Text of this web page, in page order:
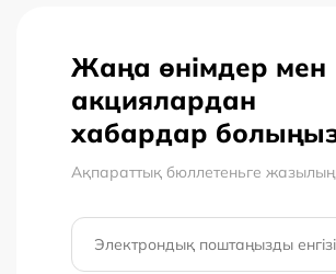
Жаңа өнімдер мен
акциялардан
хабардар
Ақпараттық бюллетеньге